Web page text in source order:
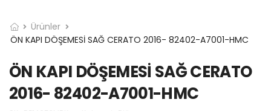
Ürünler
ÖN KAPI DÖŞEMESİ SAĞ CERATO 2016- 82402-A7001-HMC
ÖN KAPI DÖŞEMESİ SAĞ CERATO
2016- 82402-A7001-HMC